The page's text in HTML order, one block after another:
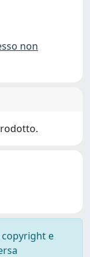
non
e